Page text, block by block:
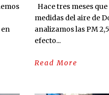
Hace tres meses
medidas del aire de
analizamos las PM
efecto...
Read More